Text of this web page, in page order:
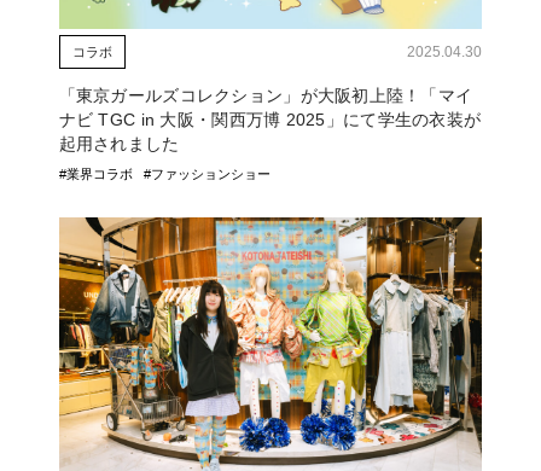
コラボ 2025.04.30
「東京ガールズコレクション」が大阪初上陸！「マイ
ナビ TGC in 大阪・関西万博 2025」にて学生の衣装が
起用されました
#業界コラボ #ファッションショー